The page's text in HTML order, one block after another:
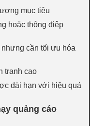
mục tiêu
hoặc thông điệp
cần tối ưu hóa
tranh cao
dài hạn với hiệu quả
quảng cáo